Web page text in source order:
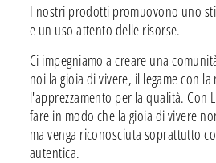
I nostri prodotti promuovono uno
e un uso attento delle risorse.
Ci impegniamo a creare una
noi la gioia di vivere, il legame con
l'apprezzamento per la qualità. Con
fare in modo che la gioia di vivere
ma venga riconosciuta soprattutto
autentica.